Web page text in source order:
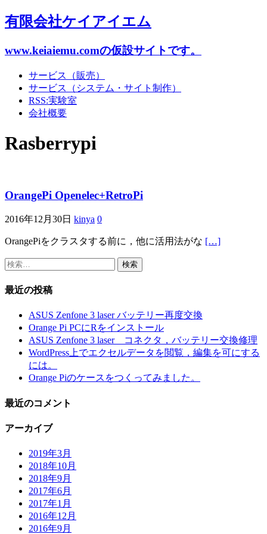
有限会社ケイアイエム
www.keiaiemu.comの仮設サイトです。
サービス（販売）
サービス（システム・サイト制作）
RSS:実験室
会社概要
Rasberrypi
OrangePi Openelec+RetroPi
2016年12月30日 kinya 0
OrangePiをクラスタする前に，他に活用法がな […]
検
最近の投稿
ASUS Zenfone 3 laser バッテリー再度交換
Orange Pi PCにRをインストール
ASUS Zenfone 3 laser コネクタ，バッテリー交換修理
WordPress上でエクセルデータを閲覧，編集を可にする
には。
Orange Piのケースをつくってみました。
最近のコメント
アーカイブ
2019年3月
2018年10月
2018年9月
2017年6月
2017年1月
2016年12月
2016年9月